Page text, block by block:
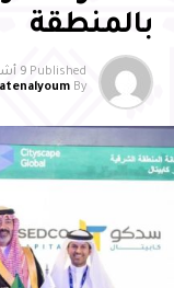
RELATED TOPICS:
UP
محافظ
بالمحافظة
DON'T MISS
سمو محافظ
بالمنطقة
Published 9 أشهر ago
By